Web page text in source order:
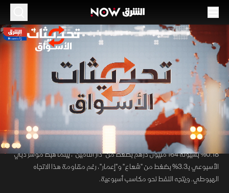
00:12/26:43
الأسواق الإماراتية تتراجع.. والنفط يتجه لمكاسب
أسبوعية
26:43 اقتصاد
تحديثات الأسواق
تراجعت أسواق المال الإماراتية جماعيا بختام تعاملاتها الأسبوعية متأثرة بحالة
الحذر الجيوسياسي ومخاوف التضخم العالمي. حيث انخفض مؤشر أبوظبي
0.18% بسيولة 164 مليون درهم بضغط من "دار التأمين"، بينما هبط مؤشر دبي
الأسبوعي بـ3.3% بضغط من "شعاع" و"إعمار"، رغم مقاومة هذا الاتجاه
الهبوطي. ويتجه النفط نحو مكاسب أسبوعية.